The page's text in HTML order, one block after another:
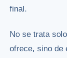
final.
No se trata
ofrece, sino de